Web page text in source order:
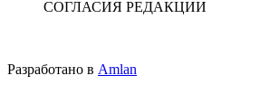
СОГЛАСИЯ РЕДАКЦИИ
Разработано в Amlan